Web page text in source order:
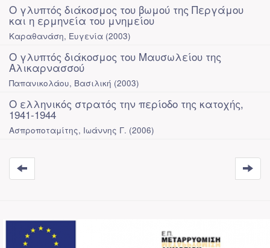
Ο γλυπτός διάκοσμος του βωμού της Περγάμου
και η ερμηνεία του μνημείου
Καραθανάση, Ευγενία (2003)
Ο γλυπτός διάκοσμος του Μαυσωλείου της
Αλικαρνασσού
Παπανικολάου, Βασιλική (2003)
Ο ελληνικός στρατός την περίοδο της κατοχής,
1941-1944
Ασπροποταμίτης, Ιωάννης Γ. (2006)